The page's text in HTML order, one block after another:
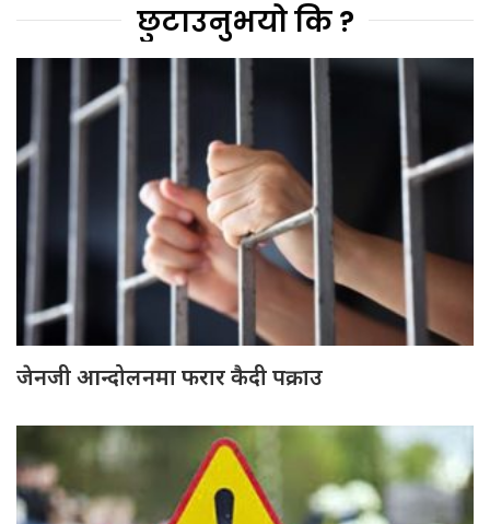
छुटाउनुभयो कि ?
जेनजी आन्दोलनमा फरार कैदी पक्राउ